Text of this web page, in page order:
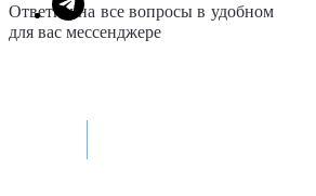
Ответим на все вопросы в удобном
для вас мессенджере